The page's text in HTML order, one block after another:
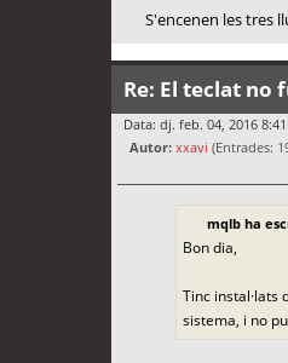
S'encenen les tres
Re: El teclat no
Data: dj. feb. 04, 2016
Autor: xxavi (Entrades:
mqlb ha
Bon dia,
Tinc instal·lats
sistema, i no